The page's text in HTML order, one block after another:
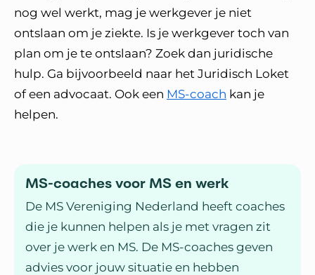
nog wel werkt, mag je werkgever je niet
ontslaan om je ziekte. Is je werkgever toch van
plan om je te ontslaan? Zoek dan juridische
hulp. Ga bijvoorbeeld naar het Juridisch Loket
of een advocaat. Ook een MS-coach kan je
helpen.
MS-coaches voor MS en werk
De MS Vereniging Nederland heeft coaches
die je kunnen helpen als je met vragen zit
over je werk en MS. De MS-coaches geven
advies voor jouw situatie en hebben